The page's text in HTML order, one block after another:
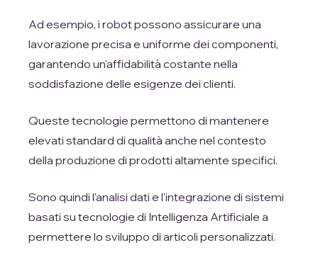
Ad esempio, i robot possono assicurare una
lavorazione precisa e uniforme dei componenti,
garantendo un'affidabilità costante nella
soddisfazione delle esigenze dei clienti.
Queste tecnologie permettono di mantenere
elevati standard di qualità anche nel contesto
della produzione di prodotti altamente specifici.
Sono quindi l'analisi dati e l'integrazione di sistemi
basati su tecnologie di Intelligenza Artificiale a
permettere lo sviluppo di articoli personalizzati.